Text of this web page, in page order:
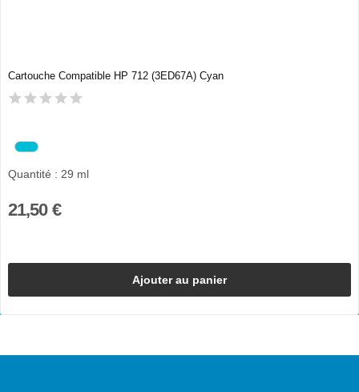
Cartouche Compatible HP 712 (3ED67A) Cyan
Quantité : 29 ml
21,50 €
Ajouter au panier